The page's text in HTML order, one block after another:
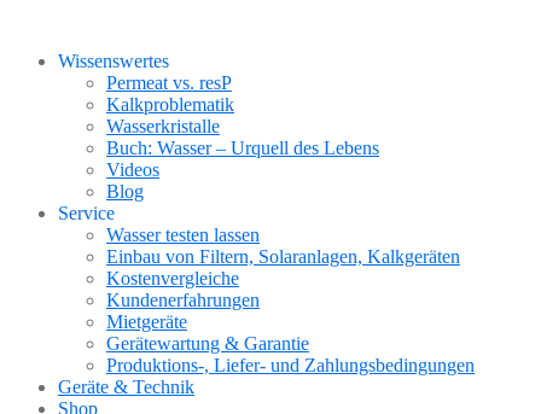
Wissenswertes
Permeat vs. resP
Kalkproblematik
Wasserkristalle
Buch: Wasser – Urquell des Lebens
Videos
Blog
Service
Wasser testen lassen
Einbau von Filtern, Solaranlagen, Kalkgeräten
Kostenvergleiche
Kundenerfahrungen
Mietgeräte
Gerätewartung & Garantie
Produktions-, Liefer- und Zahlungsbedingungen
Geräte & Technik
Shop